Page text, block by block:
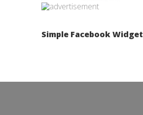
Simple Facebook Widget